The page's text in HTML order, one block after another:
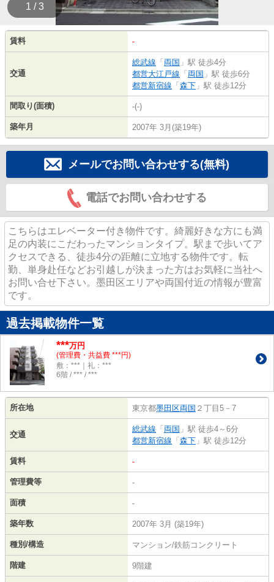
1 / 3
賃料 -
交通
総武線 「 両国 」駅 徒歩4分
都営大江戸線 「 両国 」駅 徒歩6分
都営新宿線 「 森下 」駅 徒歩12分
間取り(面積) -(-)
築年月 2007年 3月(築19年)
メールでお問い合わせする(無料)
電話でお問い合わせする
こちらはエレベーター付き物件です。綺麗好きな方にも満
足の内装にこだわったマンションタイプ。駅まで歩いてア
クセスできる、徒歩4分の距離に立地する物件です。転
勤、単身赴任などお引越しが決まった方はお気軽に当社へ
お問い合せ下さい。墨田区エリアや両国付近の情報が豊富
です。
過去掲載物件一覧
***万円
(管理費・共益費 ***円)
敷：***｜礼：***
6階 / *** / ***
所在地 東京都墨田区両国 ２丁目5－7
交通
総武線 「 両国 」駅 徒歩4～6分
都営新宿線 「 森下 」駅 徒歩12分
賃料 -
管理費等 -
面積 -
築年数 2007年 3月 (築19年)
種別/構造 マンション/鉄筋コンクリート
階建 9階建